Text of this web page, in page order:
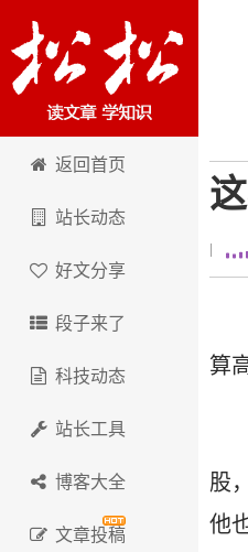
卢松松博客
返回首页
站长动态
好文分享
段子来了
科技动态
站长工具
博客大全
文章投稿
算
股
他